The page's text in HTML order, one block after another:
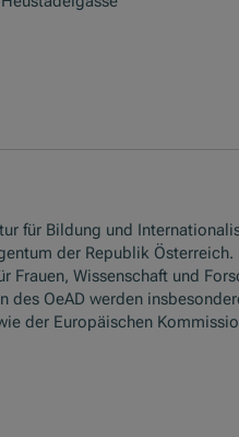
für Bildung und
der Republik
Frauen, Wissenschaft und
des OeAD werden
der Europäischen